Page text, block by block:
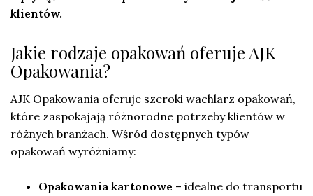
klientów.
Jakie rodzaje opakowań oferuje AJK
Opakowania?
AJK Opakowania oferuje szeroki wachlarz opakowań,
które zaspokajają różnorodne potrzeby klientów w
różnych branżach. Wśród dostępnych typów
opakowań wyróżniamy:
Opakowania kartonowe – idealne do transportu